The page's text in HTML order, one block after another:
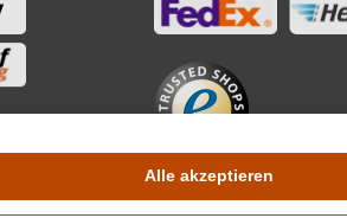
Alle akzeptieren